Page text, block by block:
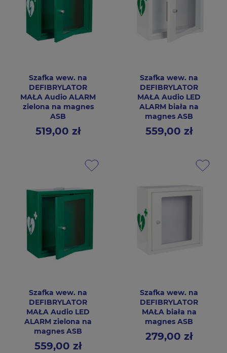
Szafka wew. na
DEFIBRYLATOR
MAŁA Audio ALARM
zielona na magnes
ASB
Cena519,00 zł
Szafka wew. na
DEFIBRYLATOR
MAŁA Audio LED
ALARM biała na
magnes ASB
Cena559,00 zł
Szafka wew. na
DEFIBRYLATOR
MAŁA Audio LED
ALARM zielona na
magnes ASB
Cena559,00 zł
Szafka wew. na
DEFIBRYLATOR
MAŁA biała na
magnes ASB
Cena279,00 zł